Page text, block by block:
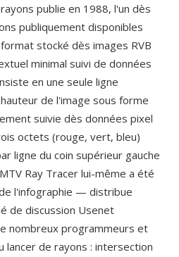
publie en 1988, l'un dès
publiquement disponibles
stocké dès images RVB
minimal suivi de données
en une seule ligne
de l'image sous forme
suivie dès données pixel
octets (rouge, vert, bleu)
ligne du coin supérieur gauche
Ray Tracer lui-même a été
l'infographie — distribue
de discussion Usenet
nombreux programmeurs et
lancer de rayons : intersection